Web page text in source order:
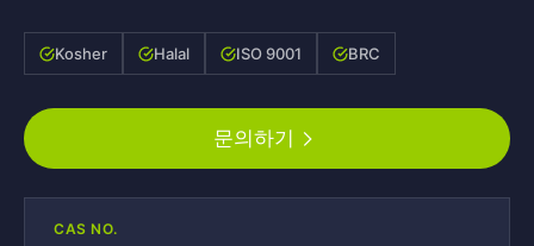
Kosher Halal ISO 9001 BRC
문의하기
CAS NO.